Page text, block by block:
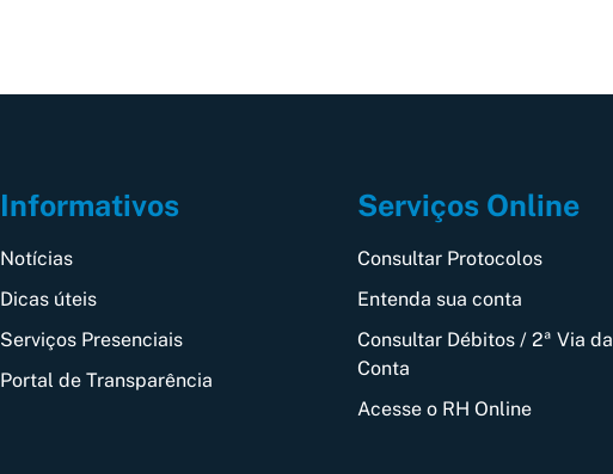
Informativos
Notícias
Dicas úteis
Serviços Presenciais
Portal de Transparência
Serviços Online
Consultar Protocolos
Entenda sua conta
Consultar Débitos / 2ª Via da
Conta
Acesse o RH Online